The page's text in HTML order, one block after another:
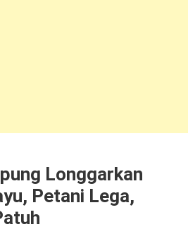
Longgarkan
Petani Lega,